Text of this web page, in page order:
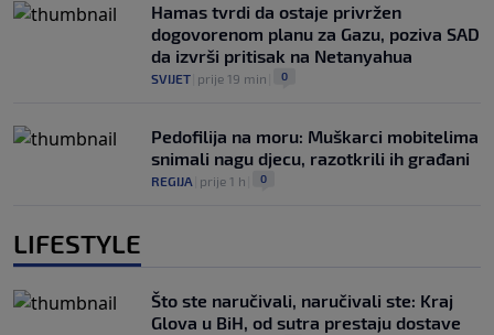
Hamas tvrdi da ostaje privržen
dogovorenom planu za Gazu, poziva SAD
da izvrši pritisak na Netanyahua
SVIJET prije 19 min 0
Pedofilija na moru: Muškarci mobitelima
snimali nagu djecu, razotkrili ih građani
REGIJA prije 1 h 0
LIFESTYLE
Što ste naručivali, naručivali ste: Kraj
Glova u BiH, od sutra prestaju dostave